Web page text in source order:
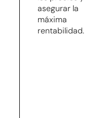
asegurar la
máxima
rentabilidad.